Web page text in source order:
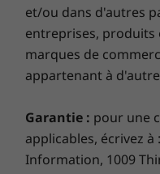
l’adaptateur
provenant des
Le couvercle
IdeaPad Slim 3i
recyclé post-
répond aux
environnementale
la conception
Les spécifications peuvent
disponibilité
Sécurité
Capteur d’empreintes
et/ou dans d'autres
entreprises, produits
marques de
appartenant à
Garantie : pour une
applicables, écrivez
Information, 1009